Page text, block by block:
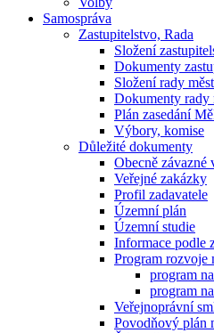
Samospráva
Zastupitelstvo, Rada
Složení
Dokumenty
Složení rady
Dokumenty rady
Plán zasedání
Výbory, komise
Důležité dokumenty
Obecně závazné
Veřejné zakázky
Profil zadavatele
Územní plán
Územní studie
Informace podle
Program rozvoje
program
program
Veřejnoprávní
Povodňový plán